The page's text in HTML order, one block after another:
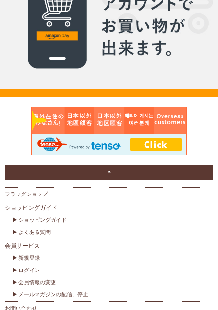
フラッグショップ
ショッピングガイド
ショッピングガイド
よくある質問
会員サービス
新規登録
ログイン
会員情報の変更
メールマガジンの配信、停止
お問い合わせ